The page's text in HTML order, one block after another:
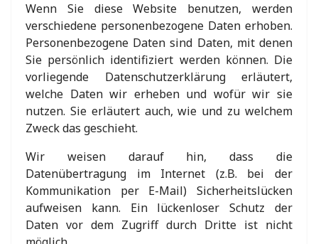
Wenn Sie diese Website benutzen, werden
verschiedene personenbezogene Daten erhoben.
Personenbezogene Daten sind Daten, mit denen
Sie persönlich identifiziert werden können. Die
vorliegende Datenschutzerklärung erläutert,
welche Daten wir erheben und wofür wir sie
nutzen. Sie erläutert auch, wie und zu welchem
Zweck das geschieht.
Wir weisen darauf hin, dass die
Datenübertragung im Internet (z.B. bei der
Kommunikation per E-Mail) Sicherheitslücken
aufweisen kann. Ein lückenloser Schutz der
Daten vor dem Zugriff durch Dritte ist nicht